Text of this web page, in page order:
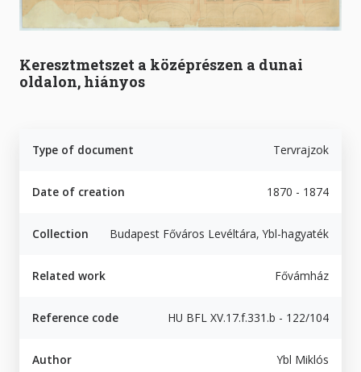
Keresztmetszet a középrészen a dunai
oldalon, hiányos
Type of document Tervrajzok
Date of creation 1870 - 1874
Collection Budapest Főváros Levéltára, Ybl-hagyaték
Related work Fővámház
Reference code HU BFL XV.17.f.331.b - 122/104
Author Ybl Miklós